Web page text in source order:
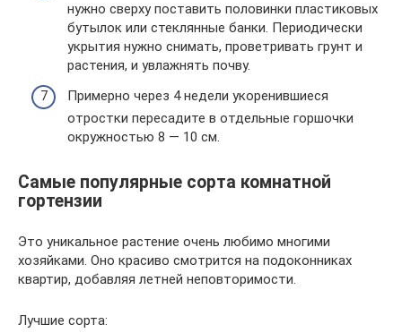
нужно сверху поставить половинки пластиковых
бутылок или стеклянные банки. Периодически
укрытия нужно снимать, проветривать грунт и
растения, и увлажнять почву.
Примерно через 4 недели укоренившиеся
отростки пересадите в отдельные горшочки
окружностью 8 — 10 см.
Самые популярные сорта комнатной
гортензии
Это уникальное растение очень любимо многими
хозяйками. Оно красиво смотрится на подоконниках
квартир, добавляя летней неповторимости.
Лучшие сорта: